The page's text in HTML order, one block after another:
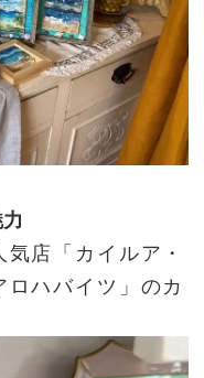
店「カイルア・
ハバイツ」のカ